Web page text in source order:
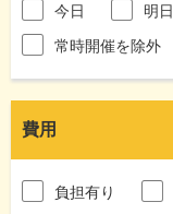
今日 明日
常時開催を除外
費用
負担有り